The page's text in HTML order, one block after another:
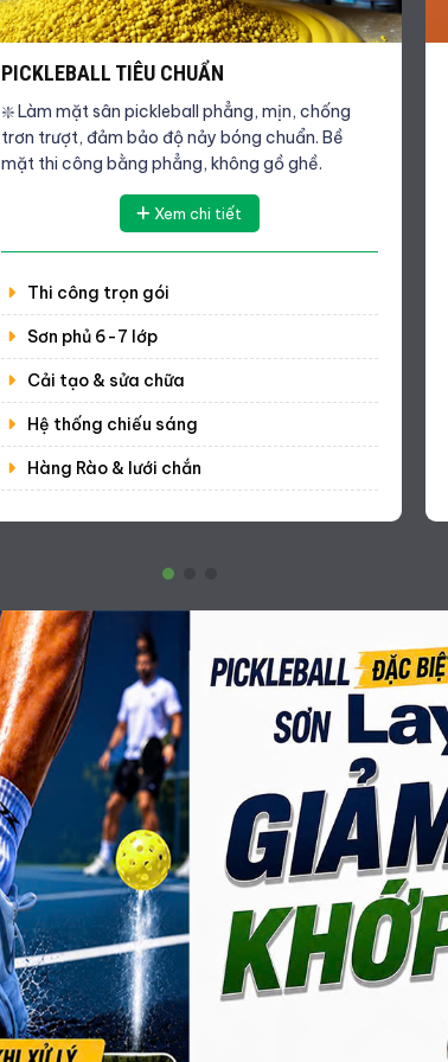
PICKLEBALL TIÊU CHUẨN
❇️ Làm mặt sân pickleball phẳng, mịn, chống
trơn trượt, đảm bảo độ nảy bóng chuẩn. Bề
mặt thi công bằng phẳng, không gồ ghề.
Xem chi tiết
Thi công trọn gói
Sơn phủ 6-7 lớp
Cải tạo & sửa chữa
Hệ thống chiếu sáng
Hàng Rào & lưới chắn